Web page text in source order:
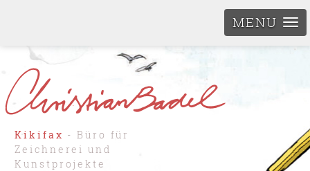
MENU
Kikifax - Büro für
Zeichnerei und
Kunstprojekte